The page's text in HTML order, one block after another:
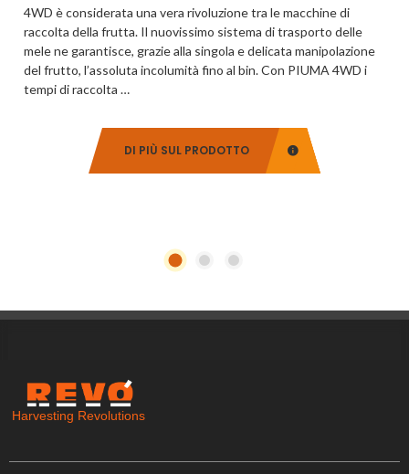
4WD è considerata una vera rivoluzione tra le macchine di
raccolta della frutta. Il nuovissimo sistema di trasporto delle
mele ne garantisce, grazie alla singola e delicata manipolazione
del frutto, l’assoluta incolumità fino al bin. Con PIUMA 4WD i
tempi di raccolta …
DI PIÙ SUL PRODOTTO